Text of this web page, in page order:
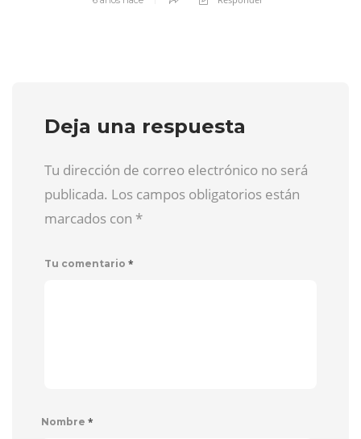
Deja una respuesta
Tu dirección de correo electrónico no será
publicada. Los campos obligatorios están
marcados con *
Tu comentario *
Nombre *